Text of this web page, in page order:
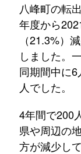
八峰町の転
年度から
（21.3%）
しました。
同期間中に
人でした。
4年間で200
県や周辺の
方が減少し